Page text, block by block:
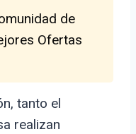
de
Ofertas
tanto el
realizan